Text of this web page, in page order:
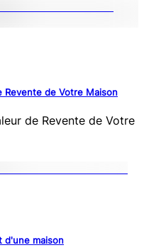
Revente de Votre Maison
de Revente de Votre
d'une maison